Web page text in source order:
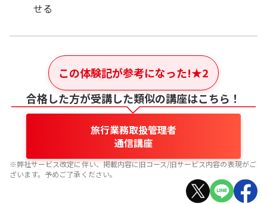
せる
この体験記が参考になった!★2
合格した方が受講した類似の講座はこちら！
旅行業務取扱管理者
通信講座
※弊社サービス改定に伴い、掲載内容に旧コース/旧サービス内容の表現がご
ざいます。予めご了承ください。